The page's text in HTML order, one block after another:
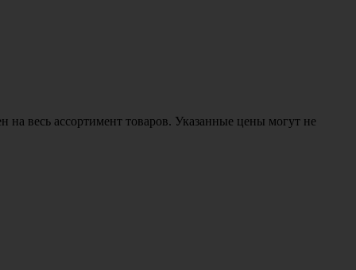
весь ассортимент товаров. Указанные цены могут не